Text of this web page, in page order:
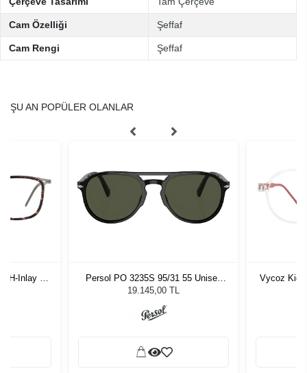
Cam Özelliği Şeffaf
Cam Rengi Şeffaf
ŞU AN POPÜLER OLANLAR
H-Inlay 53-
Persol PO 3235S 95/31 55 Unisex
Güneş Gözlüğü
19.145,00 TL
Vycoz Kids